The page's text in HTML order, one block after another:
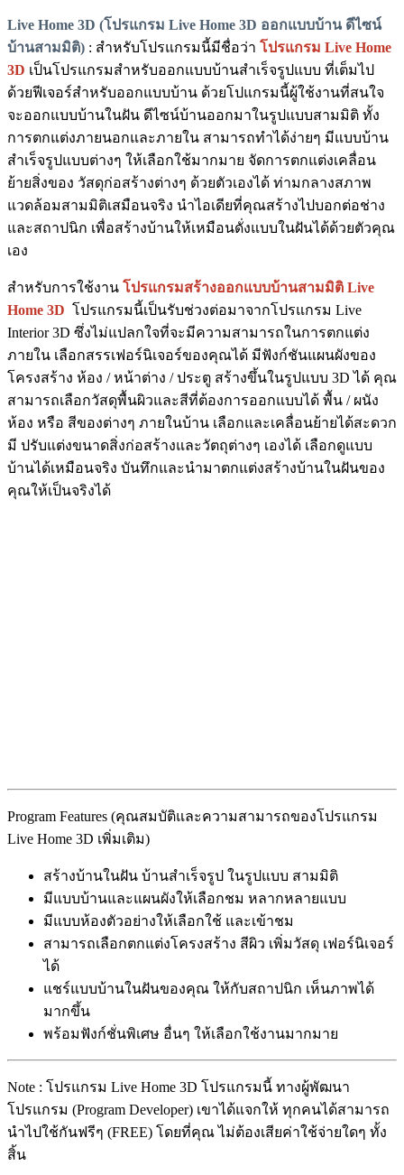
Live Home 3D (โปรแกรม Live Home 3D ออกแบบบ้าน ดีไซน์
บ้านสามมิติ) : สำหรับโปรแกรมนี้มีชื่อว่า โปรแกรม Live Home
3D เป็นโปรแกรมสำหรับออกแบบบ้านสำเร็จรูปแบบ ที่เต็มไป
ด้วยฟีเจอร์สำหรับออกแบบบ้าน ด้วยโปแกรมนี้ผู้ใช้งานที่สนใจ
จะออกแบบบ้านในฝัน ดีไซน์บ้านออกมาในรูปแบบสามมิติ ทั้ง
การตกแต่งภายนอกและภายใน สามารถทำได้ง่ายๆ มีแบบบ้าน
สำเร็จรูปแบบต่างๆ ให้เลือกใช้มากมาย จัดการตกแต่งเคลื่อน
ย้ายสิ่งของ วัสดุก่อสร้างต่างๆ ด้วยตัวเองได้ ท่ามกลางสภาพ
แวดล้อมสามมิติเสมือนจริง นำไอเดียที่คุณสร้างไปบอกต่อช่าง
และสถาปนิก เพื่อสร้างบ้านให้เหมือนดั่งแบบในฝันได้ด้วยตัวคุณ
เอง
สำหรับการใช้งาน โปรแกรมสร้างออกแบบบ้านสามมิติ Live
Home 3D โปรแกรมนี้เป็นรับช่วงต่อมาจากโปรแกรม Live
Interior 3D ซึ่งไม่แปลกใจที่จะมีความสามารถในการตกแต่ง
ภายใน เลือกสรรเฟอร์นิเจอร์ของคุณได้ มีฟังก์ชันแผนผังของ
โครงสร้าง ห้อง / หน้าต่าง / ประตู สร้างขึ้นในรูปแบบ 3D ได้ คุณ
สามารถเลือกวัสดุพื้นผิวและสีที่ต้องการออกแบบได้ พื้น / ผนัง
ห้อง หรือ สีของต่างๆ ภายในบ้าน เลือกและเคลื่อนย้ายได้สะดวก
มี ปรับแต่งขนาดสิ่งก่อสร้างและวัตถุต่างๆ เองได้ เลือกดูแบบ
บ้านได้เหมือนจริง บันทึกและนำมาตกแต่งสร้างบ้านในฝันของ
คุณให้เป็นจริงได้
Program Features (คุณสมบัติและความสามารถของโปรแกรม
Live Home 3D เพิ่มเติม)
สร้างบ้านในฝัน บ้านสำเร็จรูป ในรูปแบบ สามมิติ
มีแบบบ้านและแผนผังให้เลือกชม หลากหลายแบบ
มีแบบห้องตัวอย่างให้เลือกใช้ และเข้าชม
สามารถเลือกตกแต่งโครงสร้าง สีผิว เพิ่มวัสดุ เฟอร์นิเจอร์
ได้
แชร์แบบบ้านในฝันของคุณ ให้กับสถาปนิก เห็นภาพได้
มากขึ้น
พร้อมฟังก์ชั่นพิเศษ อื่นๆ ให้เลือกใช้งานมากมาย
Note : โปรแกรม Live Home 3D โปรแกรมนี้ ทางผู้พัฒนา
โปรแกรม (Program Developer) เขาได้แจกให้ ทุกคนได้สามารถ
นำไปใช้กันฟรีๆ (FREE) โดยที่คุณ ไม่ต้องเสียค่าใช้จ่ายใดๆ ทั้ง
สิ้น